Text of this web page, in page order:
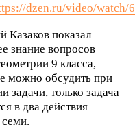
dzen.ru/video/watch/
Казаков показал
знание вопросов
9 класса,
можно обсудить при
задачи, только задача
в два действия